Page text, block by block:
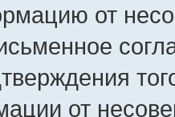
от
от